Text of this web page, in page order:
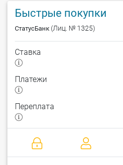
Быстрые покупки
СтатусБанк (Лиц. № 1325)
Ставка
Платежи
Переплата